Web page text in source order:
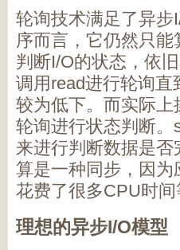
轮询技术满足了异
序而言，它仍然只
判断I/O的状态，依
调用read进行轮询
较为低下。而实际
轮询进行状态判断
来进行判断数据是
算是一种同步，因
花费了很多CPU时
理想的异步I/O模型